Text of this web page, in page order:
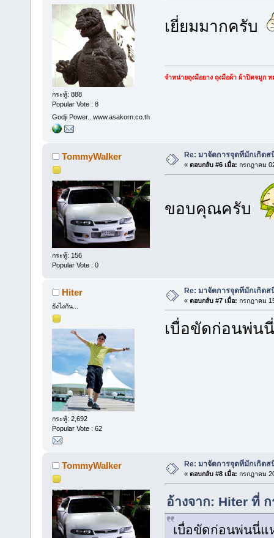
กระทู้: 888
Popular Vote : 8
Godji Power...www.asakorn.co.th
เยี่ยมมากครับ
จำหน่ายถุงมือยาง ถุงมือผ้า ผ้าปิดจมูก
TommyWalker
กระทู้: 156
Popular Vote : 0
Re: มาจัดการจุดที่มักเกิดส
« ตอบกลับ #6 เมื่อ: กรกฎาคม
ขอบคุณครับ
Hiter
ยังไงกัน...
กระทู้: 2,692
Popular Vote : 62
Re: มาจัดการจุดที่มักเกิดส
« ตอบกลับ #7 เมื่อ: กรกฎาคม
เบื่อขัดก่อนพ่น
TommyWalker Re: มาจัดการจุดที่มักเกิดส
« ตอบกลับ #8 เมื่อ: กรกฎาคม
อ้างจาก: Hiter ที่
เบื่อขัดก่อนพ่นนี่แ